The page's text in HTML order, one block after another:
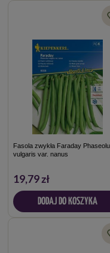
Fasola zwykła Faraday
vulgaris var. nanus
19,79 zł
DODAJ DO KOSZYKA